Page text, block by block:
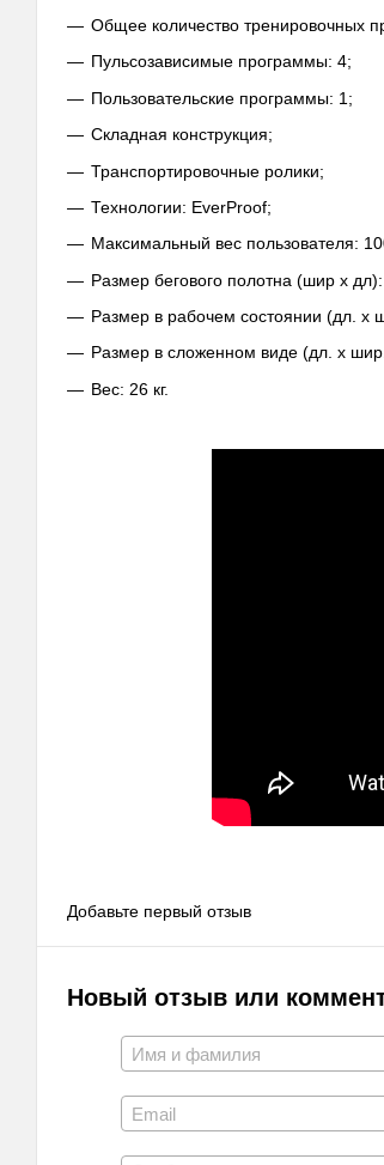
Общее количество тренировочных
Пульсозависимые программы: 4;
Пользовательские программы: 1;
Складная конструкция;
Транспортировочные ролики;
Технологии: EverProof;
Максимальный вес пользователя:
Размер бегового полотна (шир х
Размер в рабочем состоянии (дл. х
Размер в сложенном виде (дл. х
Вес: 26 кг.
Добавьте первый отзыв
Новый отзыв или